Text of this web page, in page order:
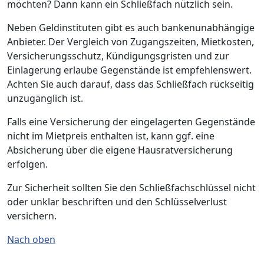
möchten? Dann kann ein Schließfach nützlich sein.
Neben Geldinstituten gibt es auch bankenunabhängige
Anbieter. Der Vergleich von Zugangszeiten, Mietkosten,
Versicherungsschutz, Kündigungsgristen und zur
Einlagerung erlaube Gegenstände ist empfehlenswert.
Achten Sie auch darauf, dass das Schließfach rückseitig
unzugänglich ist.
Falls eine Versicherung der eingelagerten Gegenstände
nicht im Mietpreis enthalten ist, kann ggf. eine
Absicherung über die eigene Hausratversicherung
erfolgen.
Zur Sicherheit sollten Sie den Schließfachschlüssel nicht
oder unklar beschriften und den Schlüsselverlust
versichern.
Nach oben